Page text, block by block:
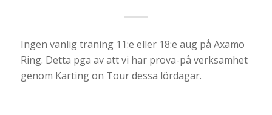
Ingen vanlig träning 11:e eller 18:e aug på Axamo
Ring. Detta pga av att vi har prova-på verksamhet
genom Karting on Tour dessa lördagar.